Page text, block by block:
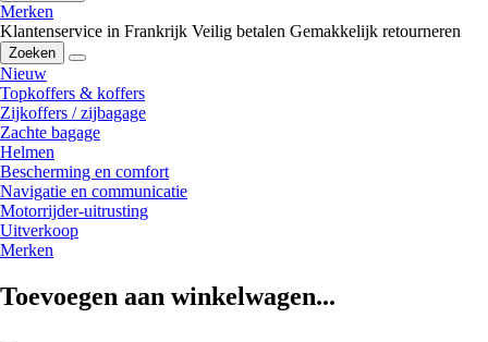
Merken
Klantenservice in Frankrijk Veilig betalen Gemakkelijk retourneren
Zoeken
Nieuw
Topkoffers & koffers
Zijkoffers / zijbagage
Zachte bagage
Helmen
Bescherming en comfort
Navigatie en communicatie
Motorrijder-uitrusting
Uitverkoop
Merken
Toevoegen aan winkelwagen...